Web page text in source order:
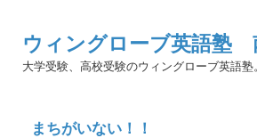
ウィングローブ英語塾
大学受験、高校受験のウィングローブ英語塾
まちがいない！！